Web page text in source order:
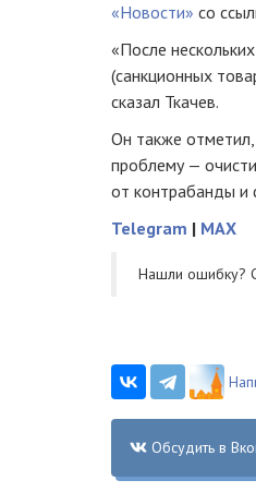
«Новости» со
«После
(санкционных
сказал Ткачев.
Он также
проблему —
от контрабанды и
Telegram | MAX
Нашли ошибку?
Обсудить в